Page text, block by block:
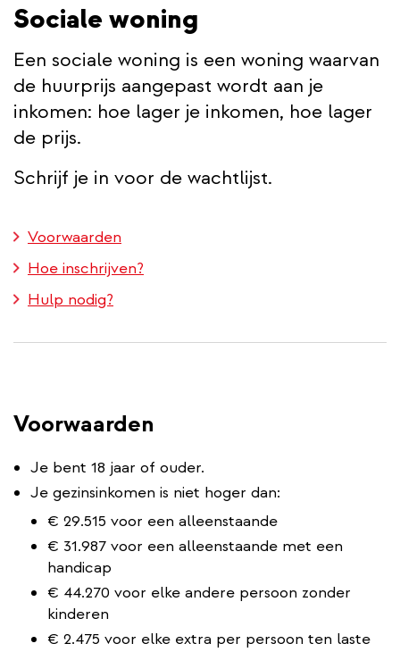
Sociale woning
Een sociale woning is een woning waarvan
de huurprijs aangepast wordt aan je
inkomen: hoe lager je inkomen, hoe lager
de prijs.
Schrijf je in voor de wachtlijst.
Voorwaarden
Hoe inschrijven?
Hulp nodig?
Voorwaarden
Je bent 18 jaar of ouder.
Je gezinsinkomen is niet hoger dan:
€ 29.515 voor een alleenstaande
€ 31.987 voor een alleenstaande met een
handicap
€ 44.270 voor elke andere persoon zonder
kinderen
€ 2.475 voor elke extra per persoon ten laste